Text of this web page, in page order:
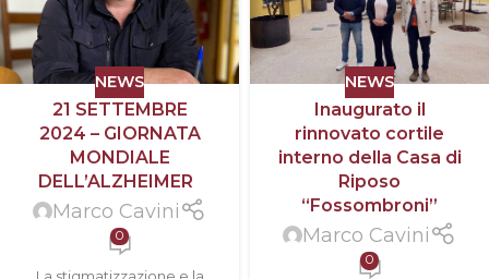
NEWS
21 SETTEMBRE
2024 – GIORNATA
MONDIALE
DELL’ALZHEIMER
Marco Cavini
0
La stigmatizzazione e la
NEWS
Inaugurato il
rinnovato cortile
interno della Casa di
Riposo
“Fossombroni”
Marco Cavini
0